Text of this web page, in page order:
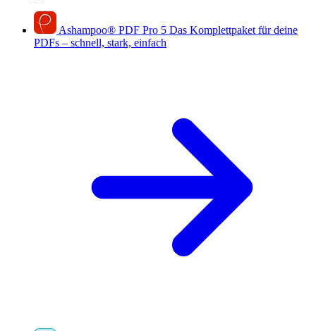
Ashampoo® PDF Pro 5 Das Komplettpaket für deine
PDFs – schnell, stark, einfach